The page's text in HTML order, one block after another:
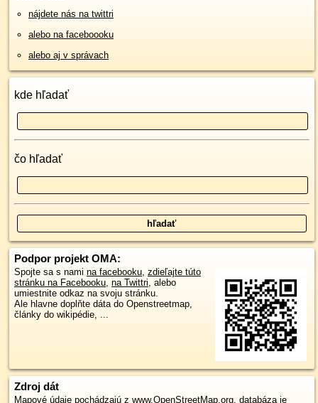
nájdete nás na twittri
alebo na faceboooku
alebo aj v správach
kde hľadať
čo hľadať
Podpor projekt OMA:
Spojte sa s nami na facebooku zdieľajte túto
stránku na Facebooku na Twittri , alebo
umiestnite odkaz na svoju stránku.
Ale hlavne doplňte dáta do Openstreetmap,
články do wikipédie, ...
Zdroj dát
Mapové údaje pochádzajú z www.OpenStreetMap.org , databáza je